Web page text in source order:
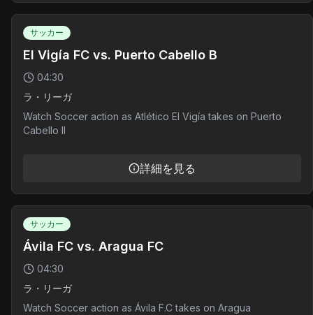
サッカー
El Vigía FC vs. Puerto Cabello B
04:30
ラ・リーガ
Watch Soccer action as Atlético El Vigía takes on Puerto
Cabello II
詳細を見る
サッカー
Ávila FC vs. Aragua FC
04:30
ラ・リーガ
Watch Soccer action as Ávila F.C takes on Aragua